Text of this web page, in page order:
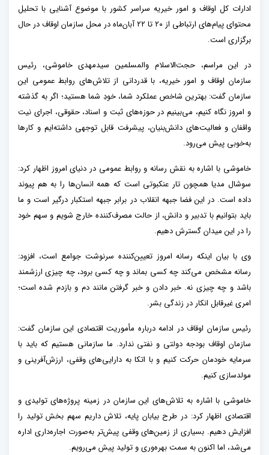
ادارات کل اوقاف و امور خیریه سراسر کشور با موضوع آشنایی با تحلیل
محتوای پیام‌های ارتباطی از ۲۰ تا ۲۲ آبان‌ماه در محل سازمان اوقاف در حال
برگزاری است.
در این مراسم، حجت‌الاسلام والمسلمین سیدمهدی خاموشی، رئیس
سازمان اوقاف و امور خیریه، با قدردانی از تلاش‌های روابط عمومی این
سازمان گفت: بهترین شاخص عملکرد شما، خودِ شما هستید؛ اگر به گذشته
و امروز نگاه کنیم، می‌بینیم در حوزه‌های ثبت و اسناد، حقوقی، اجرای نیت
واقفان و فعالیت‌های دانش‌بنیان، پیشرفت قابل توجهی داشته‌ایم و کار‌ها
به‌خوبی پیش می‌رود.
خاموشی با اشاره به نقش رسانه و روابط عمومی در دنیای امروز اظهار کرد:
سوشال مدیا همچون تار عنکبوتی است که همه انسان‌ها را به هم پیوند
داده است. در این فضا جبهه انقلاب در برابر جبهه استکبار درگیر است و ما
باید بتوانیم با تدبیر و دانش، از حالت مصرف‌کننده خارج شویم و سهم خود
را در این میدان گسترش دهیم.
وی با بیان اینکه رسانه امروز تعیین‌کننده سرنوشت جوامع است، افزود:
رسانه مشخص می‌کند چه کسی بماند و چه کسی برود، چه چیزی ارزشمند
باشد و چه چیزی نه. خبر دادن و خبر گرفتن مانند دم و بازدم شده است؛
امری غیرقابل انکار در زندگی بشر.
رئیس سازمان اوقاف در ادامه درباره مأموریت اقتصادی این سازمان گفت:
سازمان اوقاف بودجه دولتی و نفتی ندارد. ما سازمانی هستیم که باید با
سرمایه خودمان حرکت کنیم و با اتکا به دارایی‌های وقفی، ارزش‌آفرینی و
مولدسازی کنیم.
خاموشی با اشاره به تلاش‌های این سازمان در زمینه پروژه‌های تولیدی و
اقتصادی اظهار کرد: در طرح بیابان پایه، تلاش داریم سهم بخش تولید را
افزایش دهیم. بسیاری از زمین‌های وقفی پیش‌تر به‌صورت اجاره‌داری اداره
می‌شد، اما اکنون به سمت بهره‌وری و تولید پیش می‌رویم.